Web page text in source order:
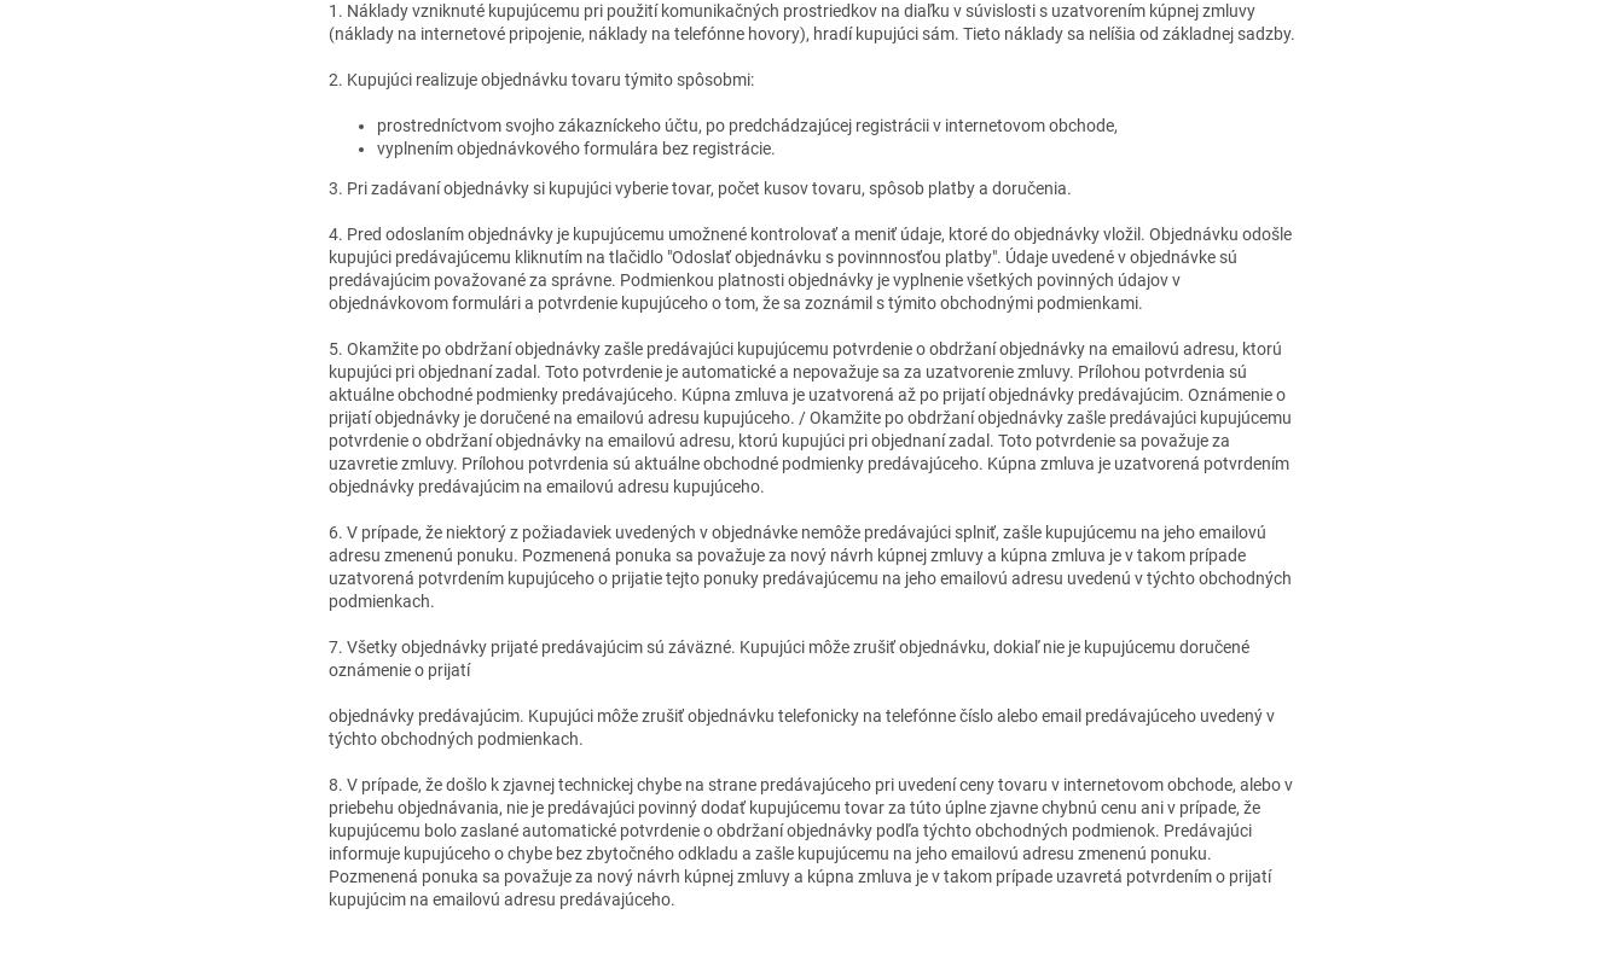
1. Náklady vzniknuté kupujúcemu pri použití komunikačných prostriedkov na diaľku v súvislosti s uzatvorením kúpnej zmluvy
(náklady na internetové pripojenie, náklady na telefónne hovory), hradí kupujúci sám. Tieto náklady sa nelíšia od základnej sadzby.
2. Kupujúci realizuje objednávku tovaru týmito spôsobmi:
prostredníctvom svojho zákazníckeho účtu, po predchádzajúcej registrácii v internetovom obchode,
vyplnením objednávkového formulára bez registrácie.
3. Pri zadávaní objednávky si kupujúci vyberie tovar, počet kusov tovaru, spôsob platby a doručenia.
4. Pred odoslaním objednávky je kupujúcemu umožnené kontrolovať a meniť údaje, ktoré do objednávky vložil. Objednávku odošle
kupujúci predávajúcemu kliknutím na tlačidlo "Odoslať objednávku s povinnnosťou platby". Údaje uvedené v objednávke sú
predávajúcim považované za správne. Podmienkou platnosti objednávky je vyplnenie všetkých povinných údajov v
objednávkovom formulári a potvrdenie kupujúceho o tom, že sa zoznámil s týmito obchodnými podmienkami.
5. Okamžite po obdržaní objednávky zašle predávajúci kupujúcemu potvrdenie o obdržaní objednávky na emailovú adresu, ktorú
kupujúci pri objednaní zadal. Toto potvrdenie je automatické a nepovažuje sa za uzatvorenie zmluvy. Prílohou potvrdenia sú
aktuálne obchodné podmienky predávajúceho. Kúpna zmluva je uzatvorená až po prijatí objednávky predávajúcim. Oznámenie o
prijatí objednávky je doručené na emailovú adresu kupujúceho. / Okamžite po obdržaní objednávky zašle predávajúci kupujúcemu
potvrdenie o obdržaní objednávky na emailovú adresu, ktorú kupujúci pri objednaní zadal. Toto potvrdenie sa považuje za
uzavretie zmluvy. Prílohou potvrdenia sú aktuálne obchodné podmienky predávajúceho. Kúpna zmluva je uzatvorená potvrdením
objednávky predávajúcim na emailovú adresu kupujúceho.
6. V prípade, že niektorý z požiadaviek uvedených v objednávke nemôže predávajúci splniť, zašle kupujúcemu na jeho emailovú
adresu zmenenú ponuku. Pozmenená ponuka sa považuje za nový návrh kúpnej zmluvy a kúpna zmluva je v takom prípade
uzatvorená potvrdením kupujúceho o prijatie tejto ponuky predávajúcemu na jeho emailovú adresu uvedenú v týchto obchodných
podmienkach.
7. Všetky objednávky prijaté predávajúcim sú záväzné. Kupujúci môže zrušiť objednávku, dokiaľ nie je kupujúcemu doručené
oznámenie o prijatí
objednávky predávajúcim. Kupujúci môže zrušiť objednávku telefonicky na telefónne číslo alebo email predávajúceho uvedený v
týchto obchodných podmienkach.
8. V prípade, že došlo k zjavnej technickej chybe na strane predávajúceho pri uvedení ceny tovaru v internetovom obchode, alebo v
priebehu objednávania, nie je predávajúci povinný dodať kupujúcemu tovar za túto úplne zjavne chybnú cenu ani v prípade, že
kupujúcemu bolo zaslané automatické potvrdenie o obdržaní objednávky podľa týchto obchodných podmienok. Predávajúci
informuje kupujúceho o chybe bez zbytočného odkladu a zašle kupujúcemu na jeho emailovú adresu zmenenú ponuku.
Pozmenená ponuka sa považuje za nový návrh kúpnej zmluvy a kúpna zmluva je v takom prípade uzavretá potvrdením o prijatí
kupujúcim na emailovú adresu predávajúceho.